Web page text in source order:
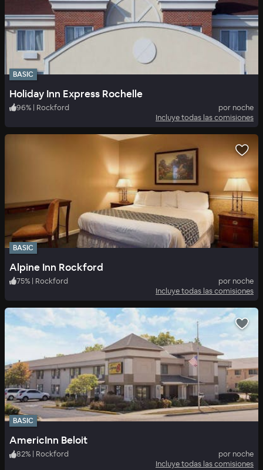
BASIC
Holiday Inn Express Rochelle
96% | Rockford
por noche
Incluye todas las comisiones
BASIC
Alpine Inn Rockford
75% | Rockford
por noche
Incluye todas las comisiones
BASIC
AmericInn Beloit
82% Rockford
por noche
Incluye todas las comisiones